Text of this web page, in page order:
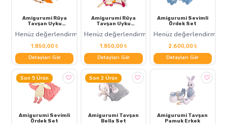
Amigurumi Rüya
Tavşan Uyku
Henüz değerlendirme yok
1.850,00 ₺
Detayları Gör
Amigurumi Rüya
Tavşan Uyku
Henüz değerlendirme yok
1.850,00 ₺
Detayları Gör
Amigurumi Sevimli
Ördek Set
Henüz değerlendirme
2.600,00 ₺
Detayları Gör
Son 5 Ürün
Amigurumi Sevimli
Ördek Set
Son 2 Ürün
Amigurumi Tavşan
Bella Set
Amigurumi Tavşan
Pamuk Erkek